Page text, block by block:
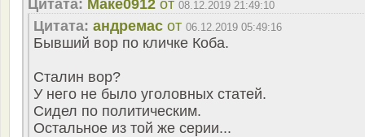
Цитата: Маке0912 от 08.12.2019 21:49:10
Цитата: андремас от 06.12.2019 05:49:16
Бывший вор по кличке Коба.
Сталин вор?
У него не было уголовных статей.
Сидел по политическим.
Остальное из той же серии...